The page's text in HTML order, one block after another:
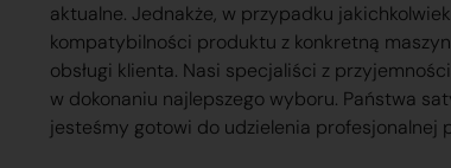
aktualne. Jednakże, w przypadku
kompatybilności produktu z konkretną
obsługi klienta. Nasi specjaliści z
w dokonaniu najlepszego wyboru. Państwa
jesteśmy gotowi do udzielenia profesjonalnej